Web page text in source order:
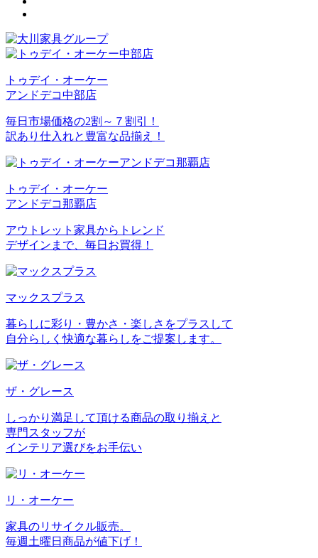
トゥデイ・オーケー
アンドデコ中部店
毎日市場価格の2割～７割引！
訳あり仕入れと豊富な品揃え！
トゥデイ・オーケー
アンドデコ那覇店
アウトレット家具からトレンド
デザインまで、毎日お買得！
マックスプラス
暮らしに彩り・豊かさ・楽しさをプラスして
自分らしく快適な暮らしをご提案します。
ザ・グレース
しっかり満足して頂ける商品の取り揃えと
専門スタッフが
インテリア選びをお手伝い
リ・オーケー
家具のリサイクル販売。
毎週土曜日商品が値下げ！